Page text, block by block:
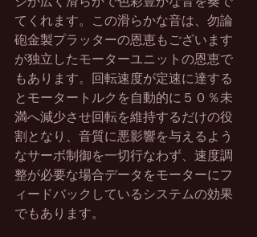
てくれます。この滑らかな音は、勿論
砲金製プラッターの恩恵もございます
が独立したモーターユニットの恩恵で
もあります。回転速度が定速に達する
とモータートルクを自動的に５０％未
満へ減少させ回転を維持するだけの役
割となり、音質に悪影響を与えるよう
なサーボ制御を一切行なわず、速度調
整が必要な場合データをモーターにフ
ィードバックしているシステムの効果
でもあります。